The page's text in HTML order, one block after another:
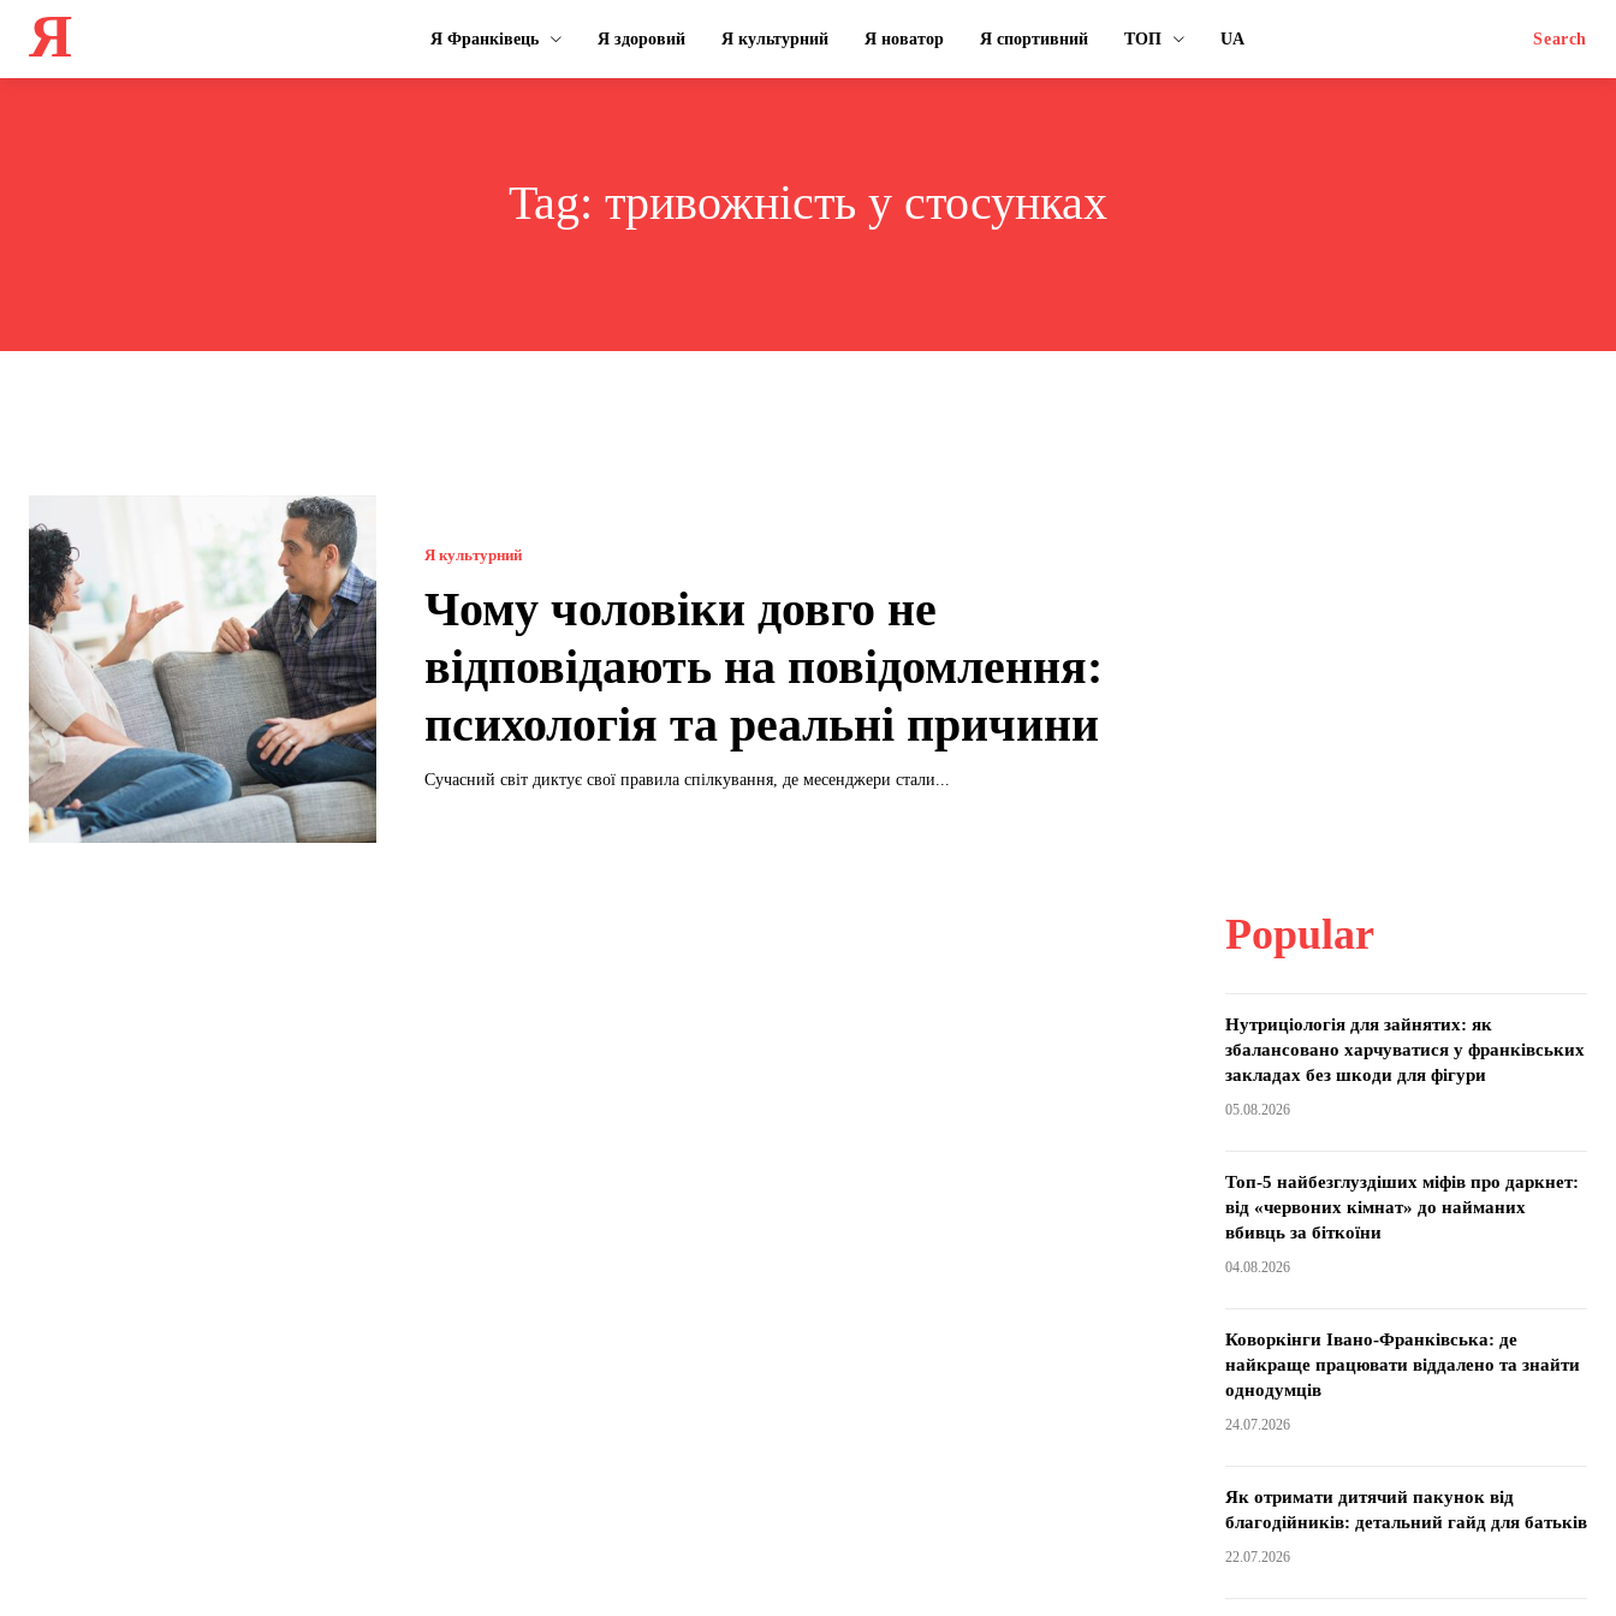
Я Я Франківець Я здоровий Я культурний Я новатор Я спортивний ТОП UA Search
Tag: тривожність у стосунках
Я культурний
Чому чоловіки довго не
відповідають на повідомлення:
психологія та реальні причини
Сучасний світ диктує свої правила спілкування, де месенджери стали...
Popular
Нутриціологія для зайнятих: як
збалансовано харчуватися у франківських
закладах без шкоди для фігури
05.08.2026
Топ-5 найбезглуздіших міфів про даркнет:
від «червоних кімнат» до найманих
вбивць за біткоїни
04.08.2026
Коворкінги Івано-Франківська: де
найкраще працювати віддалено та знайти
однодумців
24.07.2026
Як отримати дитячий пакунок від
благодійників: детальний гайд для батьків
22.07.2026